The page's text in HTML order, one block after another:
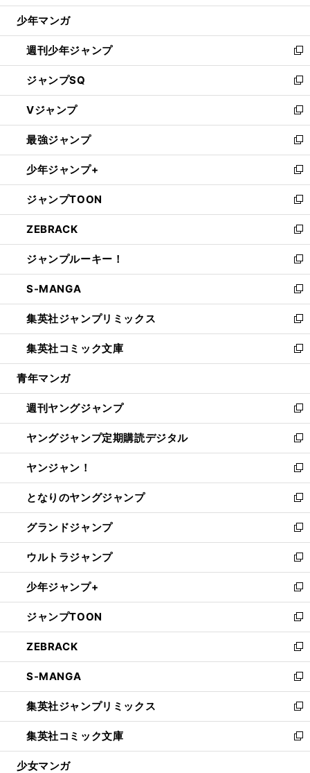
ウ
開
く
少年マンガ
週刊少年ジャンプ
新
し
い
ウ
ィ
ン
ド
ウ
で
開
く
ジャンプSQ
新
し
い
ウ
ィ
ン
ド
ウ
で
開
く
Vジャンプ
新
し
い
ウ
ィ
ン
ド
ウ
で
開
く
最強ジャンプ
新
し
い
ウ
ィ
ン
ド
ウ
で
開
く
少年ジャンプ+
新
し
い
ウ
ィ
ン
ド
ウ
で
開
く
ジャンプTOON
新
し
い
ウ
ィ
ン
ド
ウ
で
開
く
ZEBRACK
新
し
い
ウ
ィ
ン
ド
ウ
で
開
ジャンプルーキー！
新
し
い
ウ
ィ
ン
ド
ウ
開
く
S-MANGA
新
し
い
ウ
ィ
ン
ウ
で
開
く
集英社ジャンプリミックス
新
し
い
ウ
ン
ド
ウ
で
開
く
集英社コミック文庫
新
し
ウ
ィ
ン
ド
ウ
で
開
く
青年マンガ
週刊ヤングジャンプ
新
し
い
ウ
ィ
ン
ド
ウ
で
開
く
ヤングジャンプ定期購読デジタル
新
し
い
ウ
ィ
ン
ド
ウ
で
開
く
ヤンジャン！
新
し
い
ウ
ィ
ン
ド
ウ
で
開
く
となりのヤングジャンプ
新
し
い
ウ
ィ
ン
ド
ウ
で
開
く
グランドジャンプ
新
し
い
ウ
ィ
ン
ド
ウ
で
開
く
ウルトラジャンプ
新
し
い
ウ
ィ
ン
ド
ウ
で
開
く
少年ジャンプ+
新
し
い
ウ
ィ
ン
ド
ウ
で
開
く
ジャンプTOON
新
し
い
ウ
ィ
ン
ド
ウ
で
開
ZEBRACK
新
し
い
ウ
ィ
ン
ド
ウ
S-MANGA
新
し
い
ウ
ィ
ン
集英社ジャンプリミックス
新
し
い
ウ
集英社コミック文庫
新
し
少女マンガ